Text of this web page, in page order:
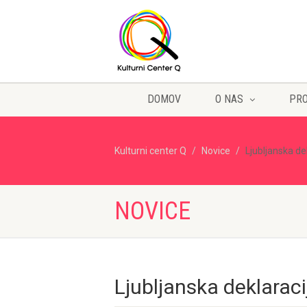
DOMOV O NAS
Kulturni center Q Novice Ljubljanska
NOVICE
Ljubljanska